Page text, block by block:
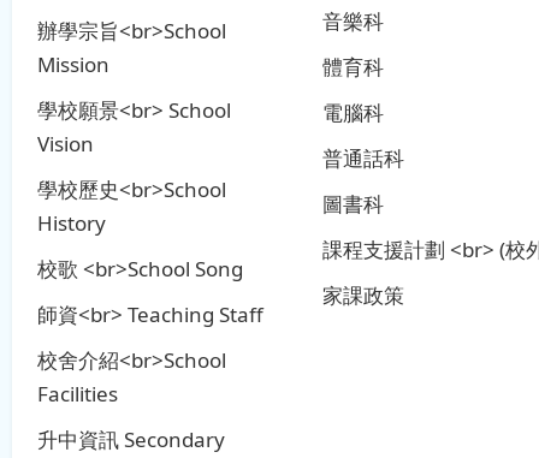
辦學宗旨<br>School
Mission
學校願景<br> School
Vision
學校歷史<br>School
History
校歌 <br>School Song
師資<br> Teaching Staff
校舍介紹<br>School
Facilities
升中資訊 Secondary
音樂科
體育科
電腦科
普通話科
圖書科
課程支援計劃 <br> (校
家課政策